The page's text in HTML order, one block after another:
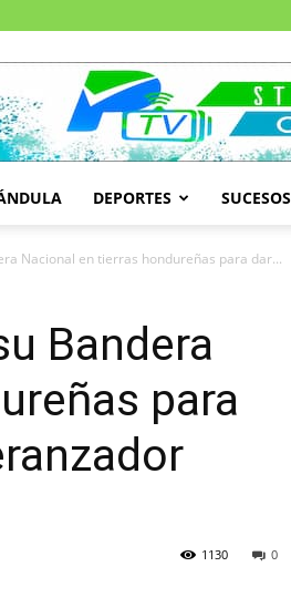
DEPORTES SUCESOS
Nacional en tierras hondureñas para dar...
Bandera
para
0
1130